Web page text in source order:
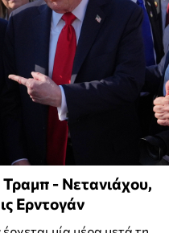
- Νετανιάχου,
Ερντογάν